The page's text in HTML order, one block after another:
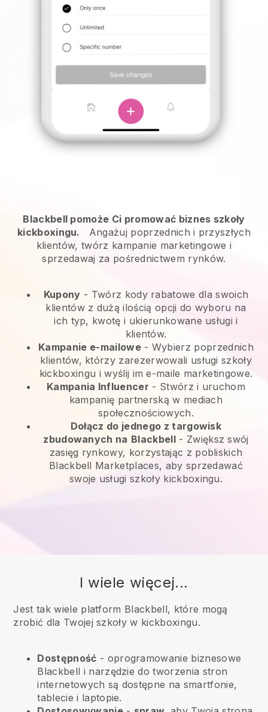
Blackbell pomoże Ci promować biznes szkoły
kickboxingu.
Angażuj poprzednich i przyszłych
klientów, twórz kampanie marketingowe i
sprzedawaj za pośrednictwem rynków.
Kupony - Twórz kody rabatowe dla swoich
klientów z dużą ilością opcji do wyboru na
ich typ, kwotę i ukierunkowane usługi i
klientów.
Kampanie e-mailowe- Wybierz poprzednich
klientów, którzy zarezerwowali usługi szkoły
kickboxingu i wyślij im e-maile marketingowe.
Kampania Influencer - Stwórz i uruchom
kampanię partnerską w mediach
społecznościowych.
Dołącz do jednego z targowisk
zbudowanych na Blackbell- Zwiększ swój
zasięg rynkowy, korzystając z pobliskich
Blackbell Marketplaces, aby sprzedawać
swoje usługi szkoły kickboxingu.
I wiele więcej...
Jest tak wiele platform Blackbell, które mogą
zrobić dla Twojej szkoły w kickboxingu.
Dostępność - oprogramowanie biznesowe
Blackbell i narzędzie do tworzenia stron
internetowych są dostępne na smartfonie,
tablecie i laptopie.